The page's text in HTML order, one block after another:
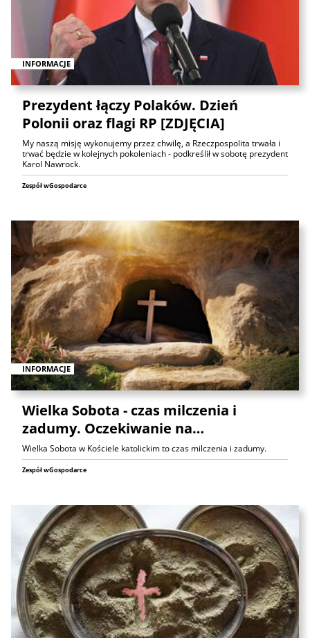
INFORMACJE
Prezydent łączy Polaków. Dzień
Polonii oraz flagi RP [ZDJĘCIA]
My naszą misję wykonujemy przez chwilę, a Rzeczpospolita trwała i
trwać będzie w kolejnych pokoleniach - podkreślił w sobotę prezydent
Karol Nawrock.
Zespół wGospodarce
INFORMACJE
Wielka Sobota - czas milczenia i
zadumy. Oczekiwanie na…
Wielka Sobota w Kościele katolickim to czas milczenia i zadumy.
Zespół wGospodarce